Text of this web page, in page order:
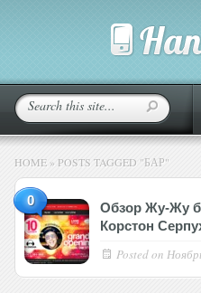
HOME » POSTS TAGGED "БАР"
0
Обзор Жу-Жу
Корстон
Posted on